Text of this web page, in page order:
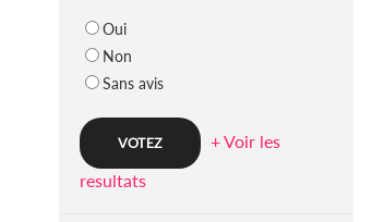
Oui
Non
Sans avis
+ Voir les
resultats